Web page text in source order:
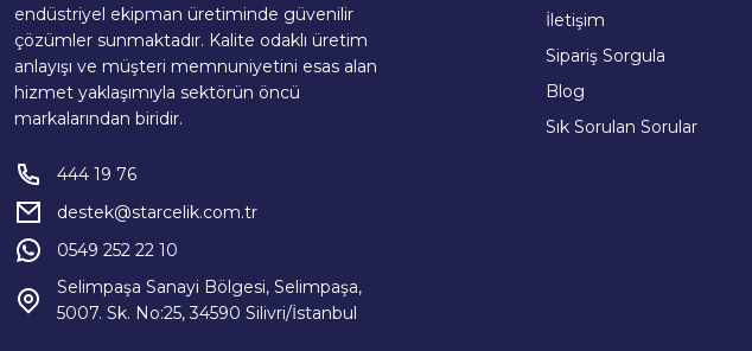
endüstriyel ekipman üretiminde güvenilir
çözümler sunmaktadır. Kalite odaklı üretim
anlayışı ve müşteri memnuniyetini esas alan
hizmet yaklaşımıyla sektörün öncü
markalarından biridir.
444 19 76
destek@starcelik.com.tr
0549 252 22 10
Selimpaşa Sanayi Bölgesi, Selimpaşa,
5007. Sk. No:25, 34590 Silivri/İstanbul
İletişim
Sipariş Sorgula
Blog
Sık Sorulan Sorular